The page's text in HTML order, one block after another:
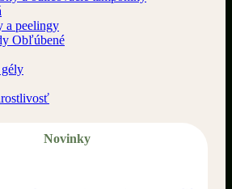
a peelingy
Novinky